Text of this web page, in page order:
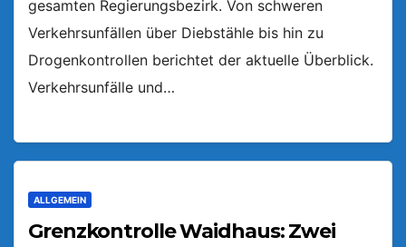
gesamten Regierungsbezirk. Von schweren
Verkehrsunfällen über Diebstähle bis hin zu
Drogenkontrollen berichtet der aktuelle Überblick.
Verkehrsunfälle und…
ALLGEMEIN
Grenzkontrolle Waidhaus: Zwei